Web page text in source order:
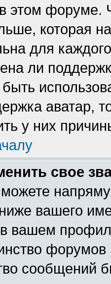
этом форуме.
которая
для
ли
быть
аватар,
у них
свое
вашего
вашем
форумов
сообщений